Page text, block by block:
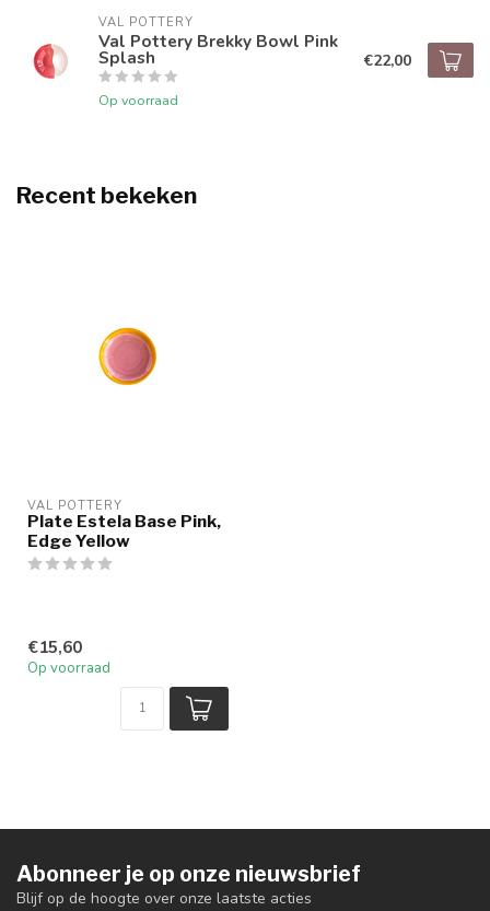
VAL POTTERY
Val Pottery Brekky Bowl Pink
Splash
Op voorraad
€22,00
Recent bekeken
VAL POTTERY
Plate Estela Base Pink,
Edge Yellow
€15,60
Op voorraad
Abonneer je op onze nieuwsbrief
Blijf op de hoogte over onze laatste acties